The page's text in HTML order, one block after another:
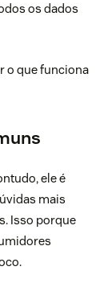
os dados
o que funciona
ele é
mais
Isso porque